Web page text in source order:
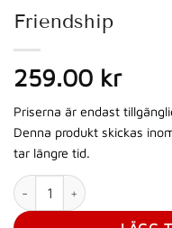
Friendship
259.00 kr
Priserna är endast
Denna produkt skickas
tar längre tid.
Friendship mängd